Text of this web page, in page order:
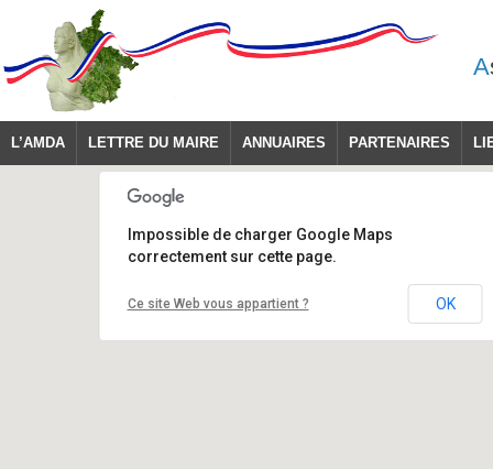
A
L’AMDA LETTRE DU MAIRE ANNUAIRES PARTENAIRES
Impossible de charger Google Maps
correctement sur cette page.
Ce site Web vous appartient ? OK